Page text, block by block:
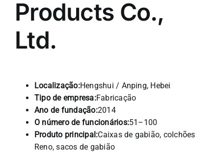
Products Co.,
Ltd.
Localização:Hengshui / Anping, Hebei
Tipo de empresa:Fabricação
Ano de fundação:2014
O número de funcionários:51–100
Produto principal:Caixas de gabião, colchões
Reno, sacos de gabião